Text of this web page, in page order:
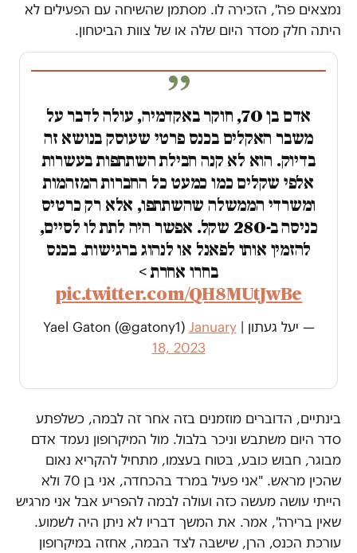
נמצאים פה", הזכירה לו. מסתמן שהשיחה עם הפעילים לא
היתה חלק מסדר היום שלה או של צוות הביטחון.
אדם בן 70, חוקר באקדמיה, עולה לדבר על
משבר האקלים בכנס פרטי שעוסק בנושא זה
בדיוק. הוא לא קנה חבילת השתתפות בעשרות
אלפי שקלים כמו כמעט כל החברות המזהמות
ומשרדי הממשלה שהשתתפו, אלא רק כרטיס
כניסה ב-280 שקל. אפשר היה לתת לו לסיים,
להזמין אותו לפאנל או לנהוג ברגישות. בכנס
בחרו אחרת >
pic.twitter.com/QH8MUtJwBe
— יעל געתון | Yael Gaton (@gatony1)January
18, 2023
בינתיים, הדוברים מוזמנים בזה אחר זה לבמה, כשלפתע
סדר היום משתבש וניכר בלבול. מול המיקרופון נעמד אדם
מבוגר, חבוש כובע, בטוח בעצמו, מתחיל להקריא נאום
שהכין מראש. "אני פעיל במרד בהכחדה, אני בן 70 ולא
הייתי עושה מעשה כזה ועולה לבמה להפריע אבל אני מרגיש
שאין ברירה", אמר. את המשך דבריו לא ניתן היה לשמוע.
עורכת הכנס, הרן, שישבה לצד הבמה, אחזה במיקרופון